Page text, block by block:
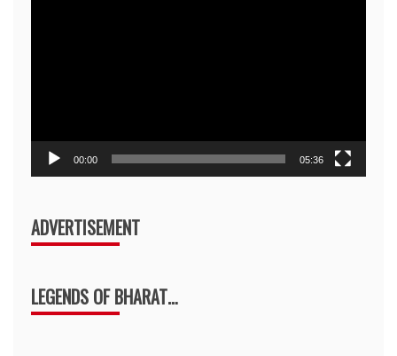
00:00 05:36
ADVERTISEMENT
LEGENDS OF BHARAT…